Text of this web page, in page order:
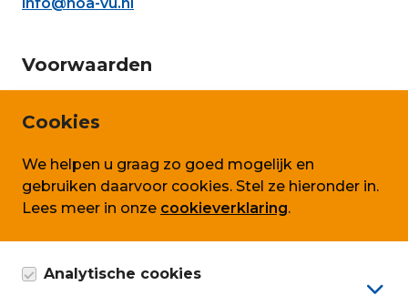
Voorwaarden
Algemene voorwaarden SLA
Cookies
We helpen u graag zo goed mogelijk en
gebruiken daarvoor cookies. Stel ze hieronder in.
Lees meer in onze cookieverklaring.
Analytische cookies